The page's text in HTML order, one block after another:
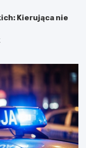
Kierująca nie